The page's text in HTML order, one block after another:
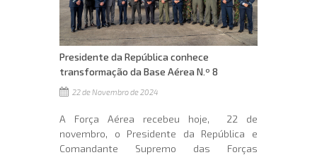
Presidente da República conhece
transformação da Base Aérea N.º 8
22 de Novembro de 2024
A Força Aérea recebeu hoje, 22 de
novembro, o Presidente da República e
Comandante Supremo das Forças